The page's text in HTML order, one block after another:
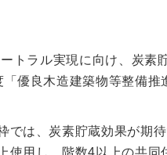
トラル実現に向け、炭素
優良木造建築物等整備
では、炭素貯蔵効果が期
使用し、階数4以上の共